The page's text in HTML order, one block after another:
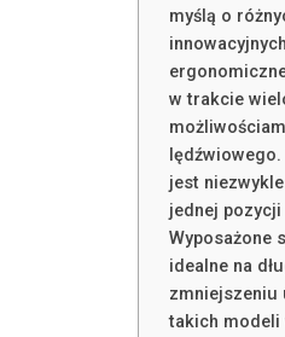
myślą o
w trakcie
jest
jednej
Wyposażone
idealne na
zmniejszeniu
takich modeli